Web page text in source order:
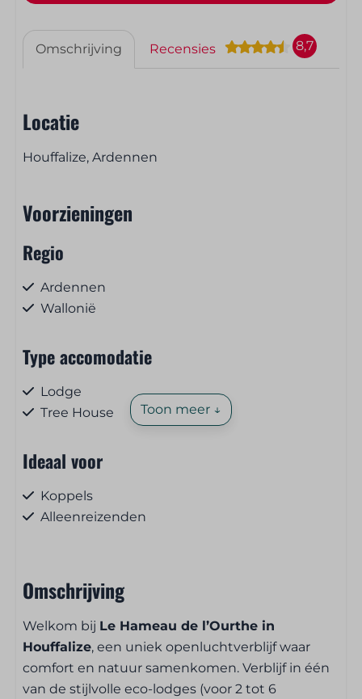
Omschrijving Recensies 8,7
Locatie
Houffalize, Ardennen
Voorzieningen
Regio
Ardennen
Wallonië
Type accomodatie
Lodge
Tree House
Ideaal voor
Koppels
Alleenreizenden
Huisdiervrij
Ontbijt- en lunchservice
Brood, pistolets en koffiekoeken te bestellen
Toon meer ↓
Omschrijving
Welkom bij Le Hameau de l’Ourthe in
Houffalize, een uniek openluchtverblijf waar
comfort en natuur samenkomen. Verblijf in één
van de stijlvolle eco-lodges (voor 2 tot 6